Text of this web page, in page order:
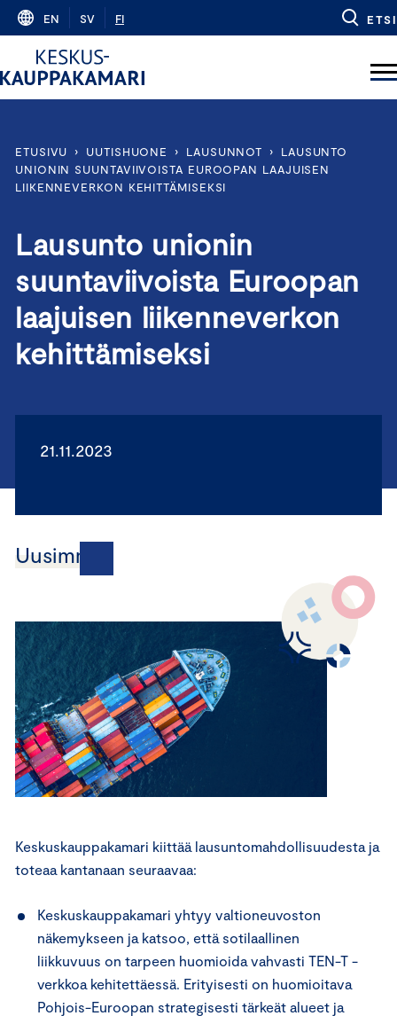
Skip
content
EN SV FI ETSI
ETUSIVU › UUTISHUONE › LAUSUNNOT ›
LAUSUNTO
UNIONIN SUUNTAVIIVOISTA EUROOPAN LAAJUISEN
LIIKENNEVERKON KEHITTÄMISEKSI
Lausunto unionin
suuntaviivoista Euroopan
laajuisen liikenneverkon
kehittämiseksi
21.11.2023
Uusimmat
Keskuskauppakamari kiittää lausuntomahdollisuudesta ja
toteaa kantanaan seuraavaa:
Keskuskauppakamari yhtyy valtioneuvoston
näkemykseen ja katsoo, että sotilaallinen
liikkuvuus on tarpeen huomioida vahvasti TEN-T -
verkkoa kehitettäessä. Erityisesti on huomioitava
Pohjois-Euroopan strategisesti tärkeät alueet ja